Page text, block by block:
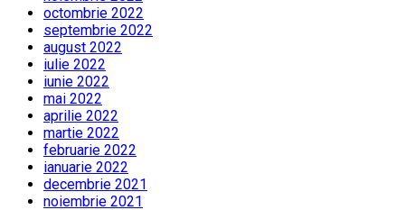
octombrie 2022
septembrie 2022
august 2022
iulie 2022
iunie 2022
mai 2022
aprilie 2022
martie 2022
februarie 2022
ianuarie 2022
decembrie 2021
noiembrie 2021